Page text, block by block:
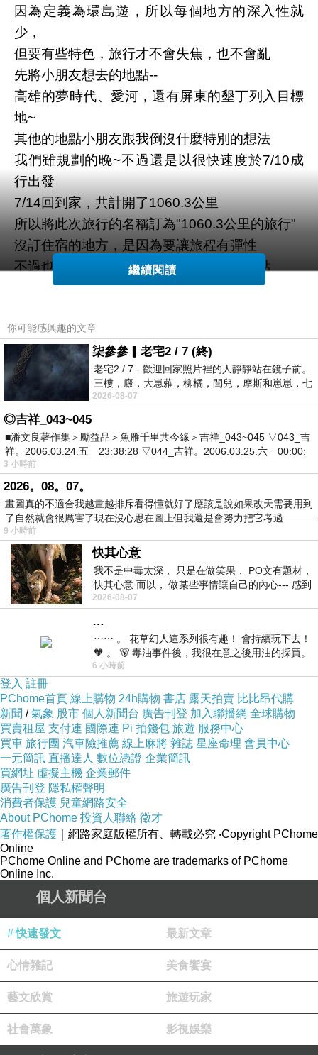
因為定義為環島遊，所以每個地方的深入性就
少，
但要有些特色，旅行才不會失焦，也不會亂
先將小朋友想去的地點--
高雄的夢時代、愛河，還有屏東的墾丁列入目標
地~
其他的地點小朋友跟我倒沒什麼特別的想法
我們雖規劃的晚~不過還是以很快速度於7/10成
行出發
7/14回到家，共計開了1060.3公里
所以將此次旅行的名稱訂為"1060.3公里的旅行"
沒訂住宿的地方，是因為要讓旅程有彈性
不過也會有點小擔心找不到呷意的住宿地點
以下為我們母子小小的開會重點
5天4夜台灣旅遊~吃、喝、玩、快閃、走人
(謙仔說的)
二、交通工具:
我最熟悉的小藍 Yaris
三、規劃行程
逆向路線往南先行 (此路線真的比較不塞車)
高雄 --> 墾丁---> 台東 --> 花蓮 --> 新竹
四、住宿: 原則上以2000元為基準，同一間房
1. 三人是否加價 2.床數 3.需有無線上網
環島遊計劃
第一、環島的目的
熱門景點、吃、玩、閃人
第二、如何規畫初步行
程
第三、規劃住宿
住宿行程如下；謙、錡確認住宿
地圖導覽:謙、錡輪流
五、成員確定:老公最近在公司忙到一個不行，
回到家幾乎倒頭就睡
無法陪我們出遊，這次破天荒開放我們母子
三人出遊，
是老公的一大突破喔~
本來也想要邀妹妹母子三人同行，不過也是喬不
攏
母子要玩就要自立自強，司機就只能是我囉~沒
人輪替
路程只能輕鬆沒負擔的，反正掌控權在我手上，
哈哈，這樣子的旅遊，我開這麼遠這麼久的倒是
頭一遭
也是我人生中的一項突破~~真是有點興奮呢！！
我應該可以做到吧~Yes, I do.
所以出發總要有個方向~
第一站我們到高雄去
8:15am從新竹出發~新營休息站略為休息
12:08pm抵達高雄夢時代 (這次沒靠導航我也找
繼續閱讀
你可能感興趣的文章
柒參參▎老宅2 / 7 (終)
老宅2 / 7 - 歡迎回家照片裡的人靜靜站在鏡子前。
三樓，廄，大崽蕥，柳橘，閆兒，摩斯和崽崽，七
個人整整齊齊地站在鏡框之外，如同
2026-08-07
◎吉祥_043~045
■潘文良著作集＞勵益品＞魚雁千里共今緣＞吉祥_043~045 ▽043_吉
祥。2006.03.24.五 23:38:28 ▽044_吉祥。2006.03.25.六 00:00:
3 小時前
2026。08。07。
畫圖真的不適合我越畫越排斥看得懂就好了應該是說如果改天需要用到
了自然就會很厲害了現在沒心思在圖上但我還是會努力把它考過———
9 小時前
快其心意
我不是中毒太深， 只是在做笑果， PO文有題材，
快其心意 而以， 做某些事情讓自己的內心--- 感到
愉快。
2026-08-07
…
⋯⋯ 。 花草幻人這系列很有趣！ 會持續玩下去！
🧡 。 🐻 毒油事件後，我很在意之後用油的採買。
前天購買了我之前就很愛
6 小時前
登入 註冊
PChome首頁 線上購物 24h購物 書店 露天拍賣 比比昂代購
新聞 /氣象 股市 個人新聞台 廣告刊登 加入聯播網 全球購物
買賣租屋 支付連 國際連 Pi 拍錢包 旅遊 服務中心
買車 旅行團 汽車險推薦 線上麻將 雜誌 星座命理 會員中心
一元簡訊 直播達人 數位憑證 企業簡訊
買網址 虛擬主機 企業郵件
廣告刊登 隱私權聲明
消費者保護 兒童網路安全
About PChome 投資人聯絡 徵才
著作權保護 ｜網路家庭版權所有、轉載必究 ‧Copyright PChome
Online
PChome Online and PChome are trademarks of PChome
Online Inc.
個人新聞台
快速發文 最新文章
心情雜記 美食饗宴
藝文欣賞 旅遊玩家
社會萬象 影視娛樂